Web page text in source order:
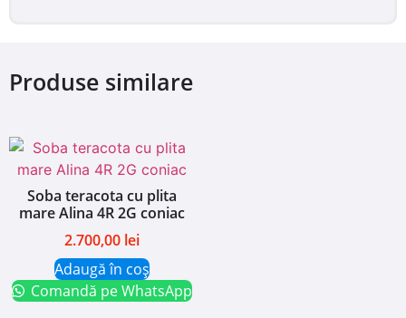
Produse similare
Soba teracota cu plita
mare Alina 4R 2G coniac
2.700,00 lei
Adaugă în coș
Comandă pe WhatsApp